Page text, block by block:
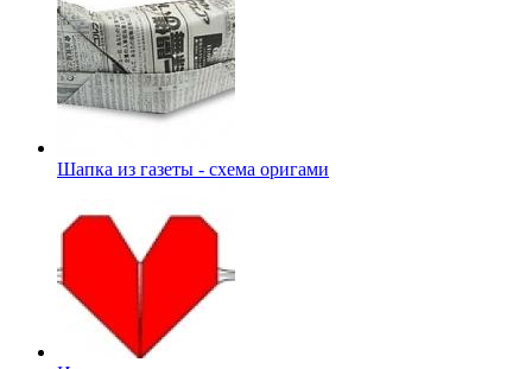
Шапка из газеты - схема оригами